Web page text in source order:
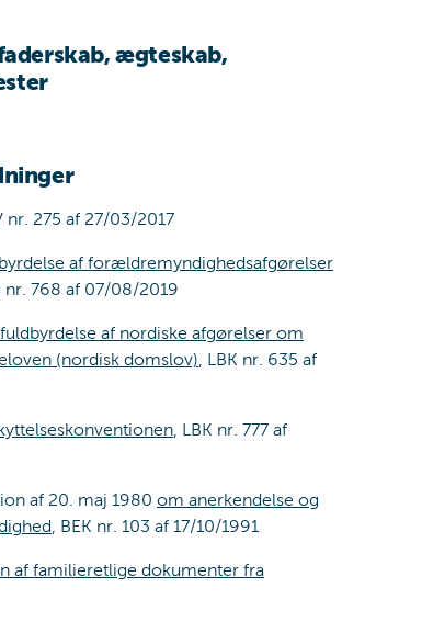
ægteskab,
nr. 275 af 27/03/2017
af forældremyndighedsafgørelser
nr. 768 af 07/08/2019
af nordiske afgørelser om
(nordisk domslov) , LBK nr. 635 af
, LBK nr. 777 af
af 20. maj 1980 om anerkendelse og
, BEK nr. 103 af 17/10/1991
af familieretlige dokumenter fra